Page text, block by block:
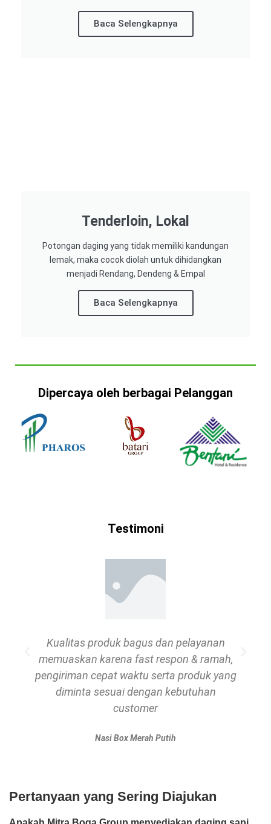
Baca Selengkapnya
Tenderloin, Lokal
Potongan daging yang tidak memiliki kandungan
lemak, maka cocok diolah untuk dihidangkan
menjadi Rendang, Dendeng & Empal
Baca Selengkapnya
Dipercaya oleh berbagai Pelanggan
Testimoni
Kualitas produk bagus dan pelayanan
memuaskan karena fast respon & ramah,
pengiriman cepat waktu serta produk yang
diminta sesuai dengan kebutuhan
customer
Nasi Box Merah Putih
Pertanyaan yang Sering Diajukan